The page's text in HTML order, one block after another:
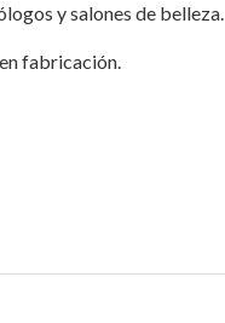
y salones de belleza.
fabricación.